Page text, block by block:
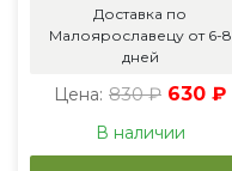
Доставка по
Малоярославецу от 6-8
дней
Цена: 830 ₽ 630 ₽
В наличии